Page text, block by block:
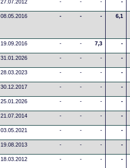
27.07.2012 - - - -
08.05.2016 - - - 6,1
19.09.2016 - - 7,3 -
31.01.2026 - - - -
28.03.2023 - - - -
30.12.2017 - - - -
25.01.2026 - - - -
21.07.2014 - - - -
03.05.2021 - - - -
19.08.2013 - - - -
18.03.2012 - - - -